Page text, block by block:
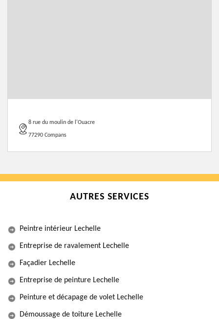
8 rue du moulin de l'Ouacre
77290 Compans
AUTRES SERVICES
Peintre intérieur Lechelle
Entreprise de ravalement Lechelle
Façadier Lechelle
Entreprise de peinture Lechelle
Peinture et décapage de volet Lechelle
Démoussage de toiture Lechelle